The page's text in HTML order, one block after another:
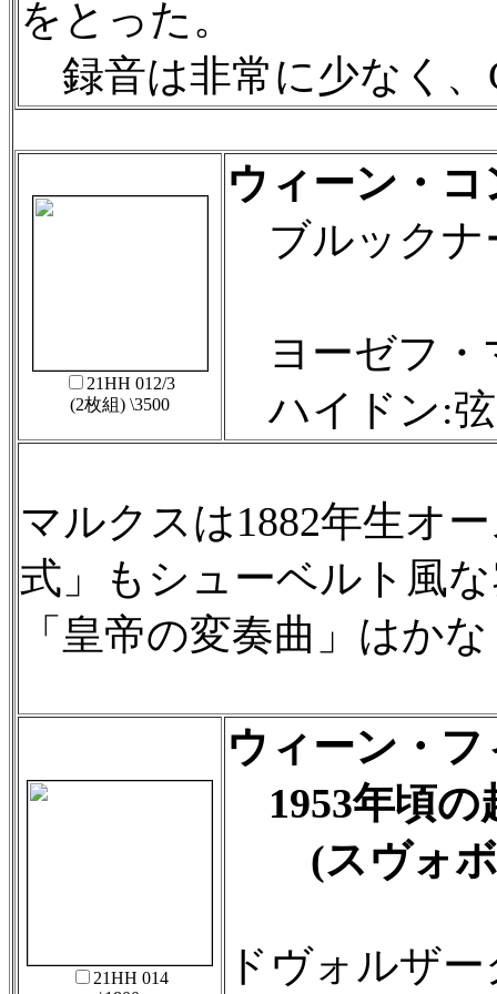
をとった。
録音は非常に少なく、
21HH 012/3
(2枚組) \3500
ウィーン・
ブルックナ
ヨーゼフ・
ハイドン:弦
マルクスは1882年生オ
式」もシューベルト風
「皇帝の変奏曲」はか
21HH 014
ウィーン・
1953年頃の
(スヴォボ
ドヴォルザ